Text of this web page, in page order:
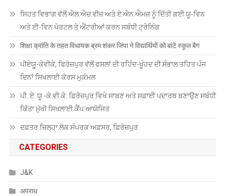
ਸਿਹਤ ਵਿਭਾਗ ਵੱਲੋਂ ਐਲ.ਐਚ.ਵੀਜ਼ ਅਤੇ ਏ.ਐਨ.ਐਮਜ਼ ਨੂੰ ਦਿੱਤੀ ਗਈ ਯੂ-ਵਿਨ
ਅਤੇ ਈ-ਵਿਨ ਪੋਰਟਲ ਤੇ ਐਂਟਰੀਆਂ ਕਰਨ ਸਬੰਧੀ ਟ੍ਰੇਨਿੰਗ
शिक्षा क्रांति के तहत विधायक ब्रम शंकर जिंपा ने विद्यार्थियों को बांटे स्कूल बैग
ਪੀਏਯੂੑ-ਕੇਵੀਕੇ, ਫਿਰੋਜ਼ਪੁਰ ਵੱਲੋਂ ਫਸਲਾਂ ਦੀ ਰਹਿੰਦ-ਖੂੰਹਦ ਦੀ ਸੰਭਾਲ ਤਹਿਤ ਪੰਜ
ਦਿਨਾਂ ਸਿਖਲਾਈ ਕੋਰਸ ਮੁਕੰਮਲ
ਪੀ. ਏ. ਯੂ.-ਕੇ.ਵੀ.ਕੇ. ਫ਼ਿਰੋਜ਼ਪੁਰ ਵਿਖੇ ਸਾਬਣ ਅਤੇ ਸਫ਼ਾਈ ਪਦਾਰਥ ਬਣਾਉਣ ਸਬੰਧੀ
ਕਿੱਤਾ ਮੁੱਖੀ ਸਿਖਲਾਈ ਕੈਂਪ ਆਯੋਜਿਤ
ਦਫ਼ਤਰ ਜ਼ਿਲ੍ਹਾ ਲੋਕ ਸੰਪਰਕ ਅਫ਼ਸਰ, ਫ਼ਿਰੋਜ਼ਪੁਰ
CATEGORIES
J&K
अपराध